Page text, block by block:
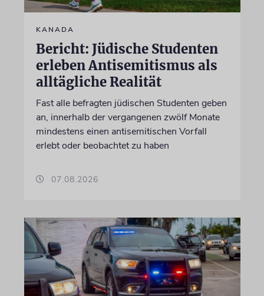
KANADA
Bericht: Jüdische Studenten
erleben Antisemitismus als
alltägliche Realität
Fast alle befragten jüdischen Studenten geben
an, innerhalb der vergangenen zwölf Monate
mindestens einen antisemitischen Vorfall
erlebt oder beobachtet zu haben
07.08.2026